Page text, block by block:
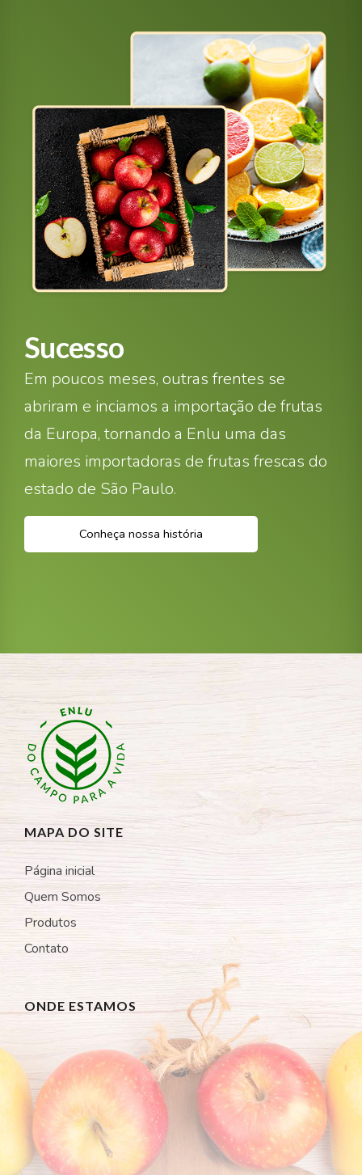
Sucesso
Em poucos meses, outras frentes se
abriram e inciamos a importação de frutas
da Europa, tornando a Enlu uma das
maiores importadoras de frutas frescas do
estado de São Paulo.
Conheça nossa história
MAPA DO SITE
Página inicial
Quem Somos
Produtos
Contato
ONDE ESTAMOS